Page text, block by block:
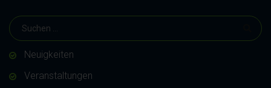
Neuigkeiten
Veranstaltungen